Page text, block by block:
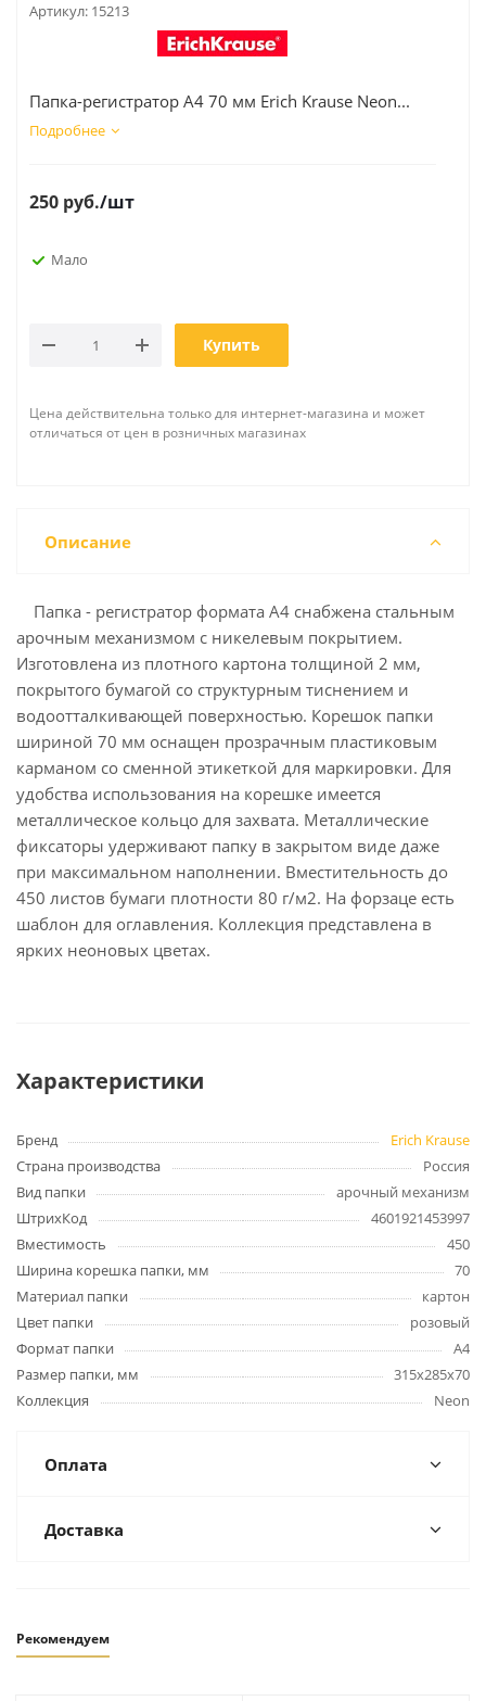
Артикул: 15213
Папка-регистратор А4 70 мм Erich Krause Neon...
Подробнее
250 руб./шт
Мало
Купить
Цена действительна только для интернет-магазина и может
отличаться от цен в розничных магазинах
Описание
Папка - регистратор формата А4 снабжена стальным
арочным механизмом с никелевым покрытием.
Изготовлена из плотного картона толщиной 2 мм,
покрытого бумагой со структурным тиснением и
водоотталкивающей поверхностью. Корешок папки
шириной 70 мм оснащен прозрачным пластиковым
карманом со сменной этикеткой для маркировки. Для
удобства использования на корешке имеется
металлическое кольцо для захвата. Металлические
фиксаторы удерживают папку в закрытом виде даже
при максимальном наполнении. Вместительность до
450 листов бумаги плотности 80 г/м2. На форзаце есть
шаблон для оглавления. Коллекция представлена в
ярких неоновых цветах.
Характеристики
Бренд
Erich Krause
Страна производства
Россия
Вид папки
арочный механизм
ШтрихКод
4601921453997
Вместимость
450
Ширина корешка папки, мм
70
Материал папки
картон
Цвет папки
розовый
Формат папки
А4
Размер папки, мм
315х285х70
Коллекция
Neon
Оплата
Доставка
Рекомендуем